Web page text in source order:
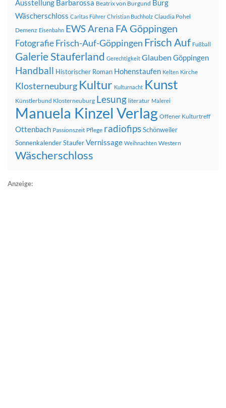
Ausstellung Barbarossa Beatrix von Burgund Burg
Wäscherschloss Caritas Führer Christian Buchholz Claudia Pohel
Demenz Eisenbahn EWS Arena FA Göppingen
FotografieFrisch-Auf-Göppingen Frisch Auf Fußball
Galerie Stauferland Gerechtigkeit Glauben Göppingen
Handball Historischer Roman Hohenstaufen Kelten Kirche
Klosterneuburg Kultur Kulturnacht Kunst
Künstlerbund Klosterneuburg Lesung literatur Malerei
Manuela Kinzel Verlag Offener Kulturtreff
Ottenbach Passionszeit Pflege radiofipsSchönweiler
SonnenkalenderStauferVernissage Weihnachten Western
Wäscherschloss
Anzeige: